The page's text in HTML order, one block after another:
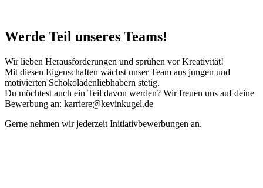
Werde Teil unseres Teams!
Wir lieben Herausforderungen und sprühen vor Kreativität!
Mit diesen Eigenschaften wächst unser Team aus jungen und
motivierten Schokoladenliebhabern stetig.
Du möchtest auch ein Teil davon werden? Wir freuen uns auf deine
Bewerbung an: karriere@kevinkugel.de
Gerne nehmen wir jederzeit Initiativbewerbungen an.